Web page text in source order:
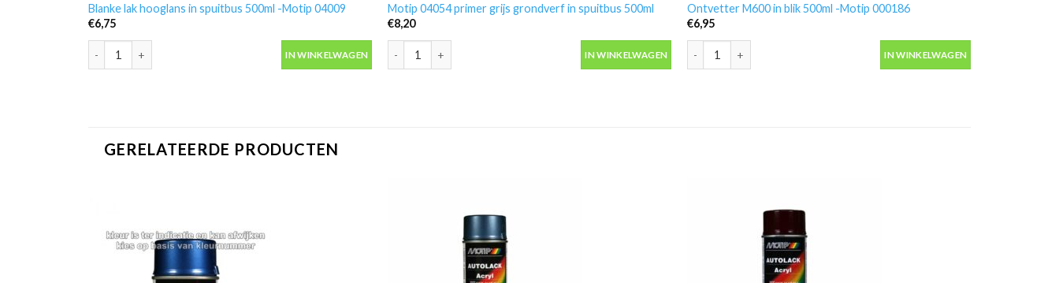
Blanke lak hooglans in spuitbus 500ml -Motip 04009
€6,75
Blanke lak hooglans in spuitbus 500ml -Motip 04009 aantal
IN WINKELWAGEN
Motip 04054 primer grijs grondverf in spuitbus 500ml
€8,20
Motip 04054 primer grijs grondverf in spuitbus 500ml aantal
IN WINKELWAGEN
Ontvetter M600 in blik 500ml -Motip 000186
€6,95
Ontvetter M600 in blik 500ml -Motip 000186 aantal
IN WINKELWAGEN
GERELATEERDE PRODUCTEN